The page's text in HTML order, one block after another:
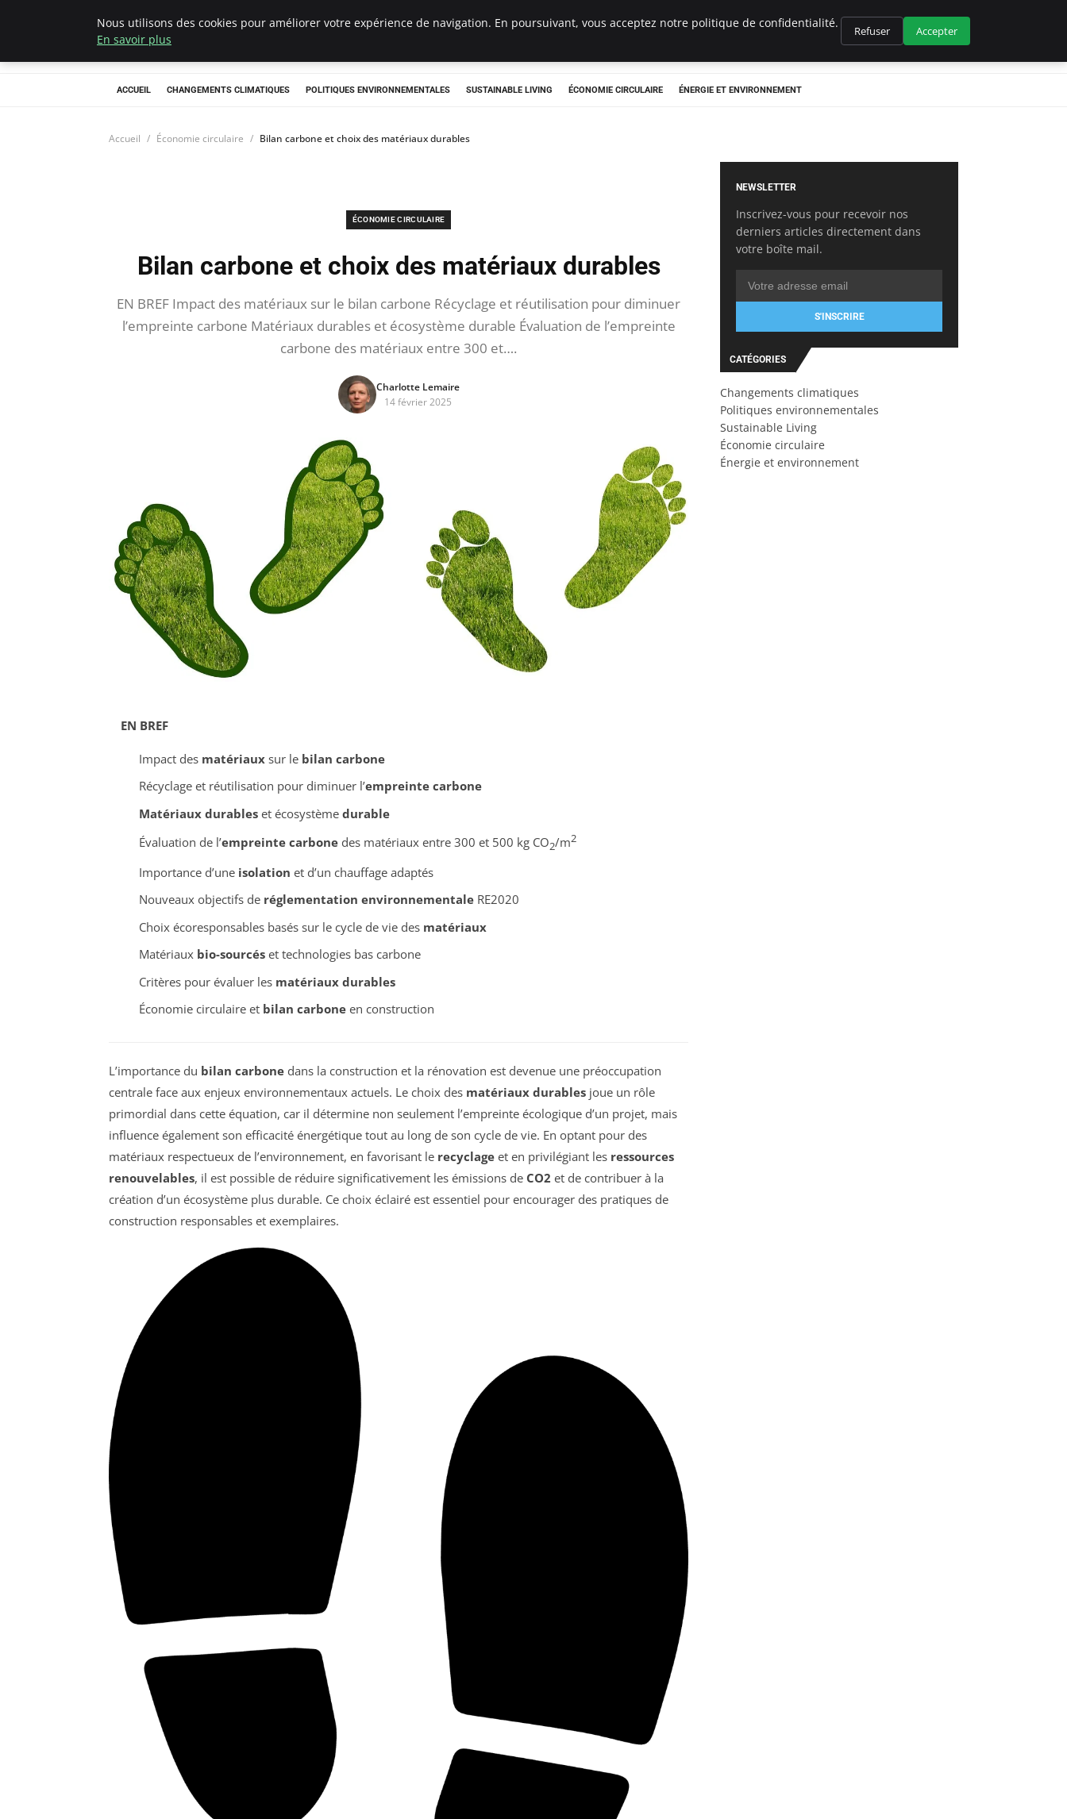
Climategatecountryclub.com
ACCUEIL CHANGEMENTS CLIMATIQUES POLITIQUES ENVIRONNEMENTALES SUSTAINABLE LIVING ÉCONOMIE CIRCULAIRE ÉNERGIE ET ENVIRONNEMENT
Accueil Économie circulaire Bilan carbone et choix des matériaux durables
ÉCONOMIE CIRCULAIRE
Bilan carbone et choix des matériaux durables
EN BREF Impact des matériaux sur le bilan carbone Récyclage et réutilisation pour diminuer
l’empreinte carbone Matériaux durables et écosystème durable Évaluation de l’empreinte
carbone des matériaux entre 300 et….
Charlotte Lemaire
14 février 2025
EN BREF
Impact des matériauxsur le bilan carbone
Récyclage et réutilisation pour diminuer l’empreinte carbone
Matériaux durableset écosystème durable
Évaluation de l’empreinte carbonedes matériaux entre 300 et 500 kg CO2/m2
Importance d’une isolation et d’un chauffage adaptés
Nouveaux objectifs de réglementation environnementaleRE2020
Choix écoresponsables basés sur le cycle de vie des matériaux
Matériaux bio-sourcéset technologies bas carbone
Critères pour évaluer les matériaux durables
Économie circulaire et bilan carboneen construction
L’importance du bilan carbone dans la construction et la rénovation est devenue une préoccupation
centrale face aux enjeux environnementaux actuels. Le choix des matériaux durables joue un rôle
primordial dans cette équation, car il détermine non seulement l’empreinte écologique d’un projet, mais
influence également son efficacité énergétique tout au long de son cycle de vie. En optant pour des
matériaux respectueux de l’environnement, en favorisant le recyclage et en privilégiant les ressources
renouvelables, il est possible de réduire significativement les émissions de CO2 et de contribuer à la
création d’un écosystème plus durable. Ce choix éclairé est essentiel pour encourager des pratiques de
construction responsables et exemplaires.
NEWSLETTER
Inscrivez-vous pour recevoir nos
derniers articles directement dans
votre boîte mail.
S'INSCRIRE
CATÉGORIES
Changements climatiques
Politiques environnementales
Sustainable Living
Économie circulaire
Énergie et environnement
Nous utilisons des cookies pour améliorer votre expérience de navigation. En poursuivant, vous acceptez notre politique de confidentialité.
En savoir plus
Refuser Accepter